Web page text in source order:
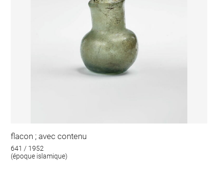
flacon ; avec contenu
641 / 1952
(époque islamique)